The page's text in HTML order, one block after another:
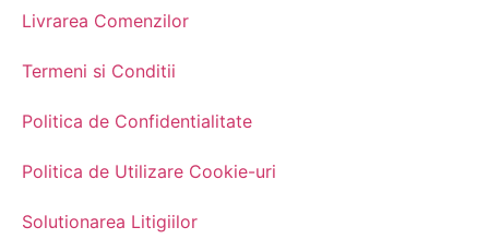
Livrarea Comenzilor
Termeni si Conditii
Politica de Confidentialitate
Politica de Utilizare Cookie-uri
Solutionarea Litigiilor